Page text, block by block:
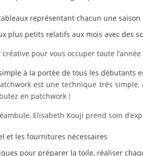
représentant chacun une saison
plus petits relatifs aux mois avec des
pour vous occuper toute l’année
à la portée de tous les débutants
est une technique très
en patchwork !
Elisabeth Kouji prend soin
et les fournitures nécessaires
pour préparer la toile, réaliser